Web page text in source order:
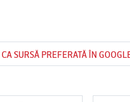
CA SURSĂ PREFERATĂ ÎN